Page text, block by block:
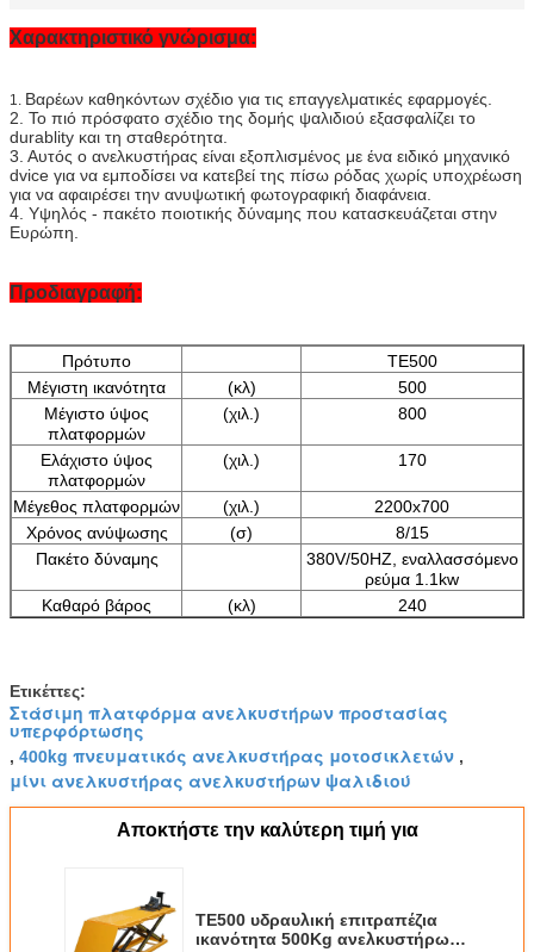
Χαρακτηριστικό γνώρισμα:
1. Βαρέων καθηκόντων σχέδιο για τις επαγγελματικές εφαρμογές.
2. Το πιό πρόσφατο σχέδιο της δομής ψαλιδιού εξασφαλίζει το
durablity και τη σταθερότητα.
3. Αυτός ο ανελκυστήρας είναι εξοπλισμένος με ένα ειδικό μηχανικό
dvice για να εμποδίσει να κατεβεί της πίσω ρόδας χωρίς υποχρέωση
για να αφαιρέσει την ανυψωτική φωτογραφική διαφάνεια.
4. Υψηλός - πακέτο ποιοτικής δύναμης που κατασκευάζεται στην
Ευρώπη.
Προδιαγραφή:
Πρότυπο
TE500
Μέγιστη ικανότητα
(κλ)
500
Μέγιστο ύψος
πλατφορμών
(χιλ.) 800
Ελάχιστο ύψος
πλατφορμών
(χιλ.) 170
Μέγεθος πλατφορμών (χιλ.)
2200x700
Χρόνος ανύψωσης
(σ)
8/15
Πακέτο δύναμης
380V/50HZ, εναλλασσόμενο
ρεύμα 1.1kw
Καθαρό βάρος
(κλ) 240
Ετικέττες:
Στάσιμη πλατφόρμα ανελκυστήρων προστασίας
υπερφόρτωσης
, 400kg πνευματικός ανελκυστήρας μοτοσικλετών ,
μίνι ανελκυστήρας ανελκυστήρων ψαλιδιού
Αποκτήστε την καλύτερη τιμή για
TE500 υδραυλική επιτραπέζια
ικανότητα 500Kg ανελκυστήρων